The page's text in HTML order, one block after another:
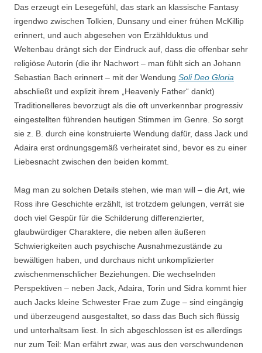
Das erzeugt ein Lesegefühl, das stark an klassische Fantasy
irgendwo zwischen Tolkien, Dunsany und einer frühen McKillip
erinnert, und auch abgesehen von Erzählduktus und
Weltenbau drängt sich der Eindruck auf, dass die offenbar sehr
religiöse Autorin (die ihr Nachwort – man fühlt sich an Johann
Sebastian Bach erinnert – mit der Wendung Soli Deo Gloria
abschließt und explizit ihrem „Heavenly Father“ dankt)
Traditionelleres bevorzugt als die oft unverkennbar progressiv
eingestellten führenden heutigen Stimmen im Genre. So sorgt
sie z. B. durch eine konstruierte Wendung dafür, dass Jack und
Adaira erst ordnungsgemäß verheiratet sind, bevor es zu einer
Liebesnacht zwischen den beiden kommt.
Mag man zu solchen Details stehen, wie man will – die Art, wie
Ross ihre Geschichte erzählt, ist trotzdem gelungen, verrät sie
doch viel Gespür für die Schilderung differenzierter,
glaubwürdiger Charaktere, die neben allen äußeren
Schwierigkeiten auch psychische Ausnahmezustände zu
bewältigen haben, und durchaus nicht unkomplizierter
zwischenmenschlicher Beziehungen. Die wechselnden
Perspektiven – neben Jack, Adaira, Torin und Sidra kommt hier
auch Jacks kleine Schwester Frae zum Zuge – sind eingängig
und überzeugend ausgestaltet, so dass das Buch sich flüssig
und unterhaltsam liest. In sich abgeschlossen ist es allerdings
nur zum Teil: Man erfährt zwar, was aus den verschwundenen